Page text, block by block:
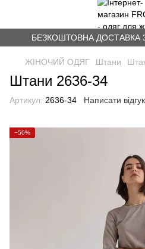
БЕЗКОШТОВНА ДОСТАВКА
ЖІНОЧИЙ ОДЯГ Штани
Штани 2636-34
Артикул: 2636-34 Написати відгук
−50%